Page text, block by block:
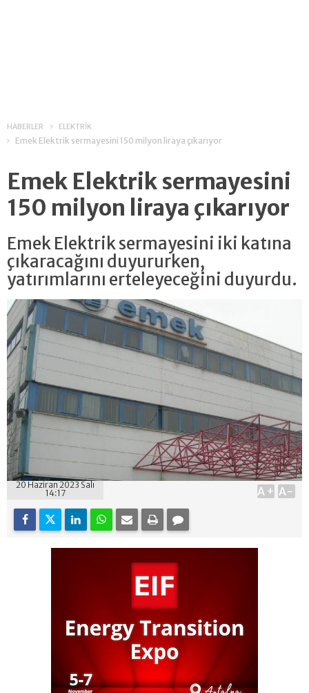
HABERLER ELEKTRİK
Emek Elektrik sermayesini 150 milyon liraya çıkarıyor
Emek Elektrik sermayesini
150 milyon liraya çıkarıyor
Emek Elektrik sermayesini iki katına
çıkaracağını duyururken,
yatırımlarını erteleyeceğini duyurdu.
20 Haziran 2023 Salı
14:17
A+ A-